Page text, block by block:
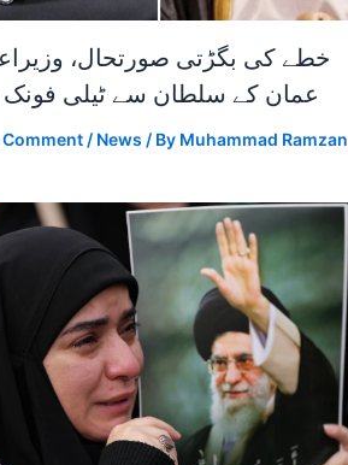
خطے کی بگڑتی صورتحال،
عمان کے سلطان سے ٹیلی فونک
Comment / News / By Muhammad Ramzan